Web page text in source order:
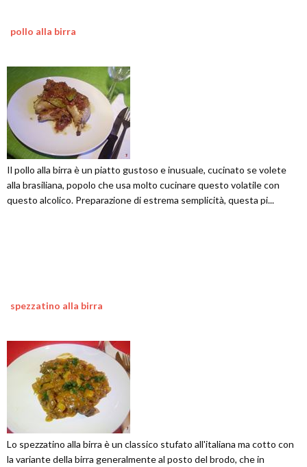
pollo alla birra
Il pollo alla birra è un piatto gustoso e inusuale, cucinato se volete
alla brasiliana, popolo che usa molto cucinare questo volatile con
questo alcolico. Preparazione di estrema semplicità, questa pi...
spezzatino alla birra
Lo spezzatino alla birra è un classico stufato all'italiana ma cotto con
la variante della birra generalmente al posto del brodo, che in